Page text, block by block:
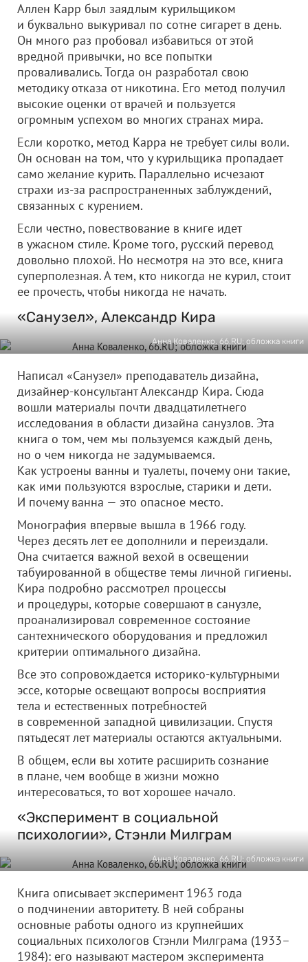
Аллен Карр был заядлым курильщиком
и буквально выкуривал по сотне сигарет в день.
Он много раз пробовал избавиться от этой
вредной привычки, но все попытки
проваливались. Тогда он разработал свою
методику отказа от никотина. Его метод получил
высокие оценки от врачей и пользуется
огромным успехом во многих странах мира.
Если коротко, метод Карра не требует силы воли.
Он основан на том, что у курильщика пропадает
само желание курить. Параллельно исчезают
страхи из-за распространенных заблуждений,
связанных с курением.
Если честно, повествование в книге идет
в ужасном стиле. Кроме того, русский перевод
довольно плохой. Но несмотря на это все, книга
суперполезная. А тем, кто никогда не курил, стоит
ее прочесть, чтобы никогда не начать.
«Санузел», Александр Кира
Анна Коваленко, 66.RU; обложка книги
Написал «Санузел» преподаватель дизайна,
дизайнер-консультант Александр Кира. Сюда
вошли материалы почти двадцатилетнего
исследования в области дизайна санузлов. Эта
книга о том, чем мы пользуемся каждый день,
но о чем никогда не задумываемся.
Как устроены ванны и туалеты, почему они такие,
как ими пользуются взрослые, старики и дети.
И почему ванна — это опасное место.
Монография впервые вышла в 1966 году.
Через десять лет ее дополнили и переиздали.
Она считается важной вехой в освещении
табуированной в обществе темы личной гигиены.
Кира подробно рассмотрел процессы
и процедуры, которые совершают в санузле,
проанализировал современное состояние
сантехнического оборудования и предложил
критерии оптимального дизайна.
Все это сопровождается историко-культурными
эссе, которые освещают вопросы восприятия
тела и естественных потребностей
в современной западной цивилизации. Спустя
пятьдесят лет материалы остаются актуальными.
В общем, если вы хотите расширить сознание
в плане, чем вообще в жизни можно
интересоваться, то вот хорошее начало.
«Эксперимент в социальной
психологии», Стэнли Милграм
Анна Коваленко, 66.RU; обложка книги
Книга описывает эксперимент 1963 года
о подчинении авторитету. В ней собраны
основные работы одного из крупнейших
социальных психологов Стэнли Милграма (1933–
1984): его называют мастером эксперимента